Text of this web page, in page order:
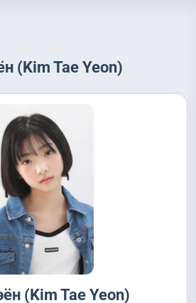
(Kim Tae Yeon)
(Kim Tae Yeon)